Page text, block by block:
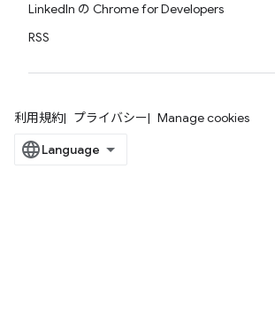
LinkedIn の Chrome for Developers
RSS
利用規約 プライバシー Manage cookies